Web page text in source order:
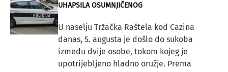
UHAPSILA OSUMNJIČENOG
U naselju Tržačka Raštela kod Cazina
danas, 5. augusta je došlo do sukoba
između dvije osobe, tokom kojeg je
upotrijebljeno hladno oružje. Prema